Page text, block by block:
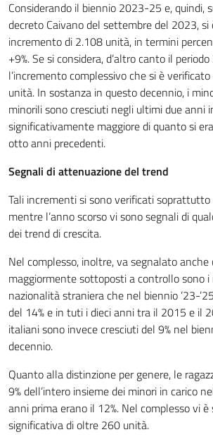
Considerando il biennio 2023-25 e, quindi,
decreto Caivano del settembre del 2023, si
incremento di 2.108 unità, in termini
+9%. Se si considera, d’altro canto il
l’incremento complessivo che si è
unità. In sostanza in questo decennio, i
minorili sono cresciuti negli ultimi due anni
significativamente maggiore di quanto si
otto anni precedenti.
Segnali di attenuazione del trend
Tali incrementi si sono verificati
mentre l’anno scorso vi sono segnali di
dei trend di crescita.
Nel complesso, inoltre, va segnalato anche
maggiormente sottoposti a controllo sono i
nazionalità straniera che nel biennio ’23-
del 14% e in tuti i dieci anni tra il 2015 e il
italiani sono invece cresciuti del 9% nel
decennio.
Quanto alla distinzione per genere, le
9% dell’intero insieme dei minori in carico
anni prima erano il 12%. Nel complesso vi
significativa di oltre 260 unità.